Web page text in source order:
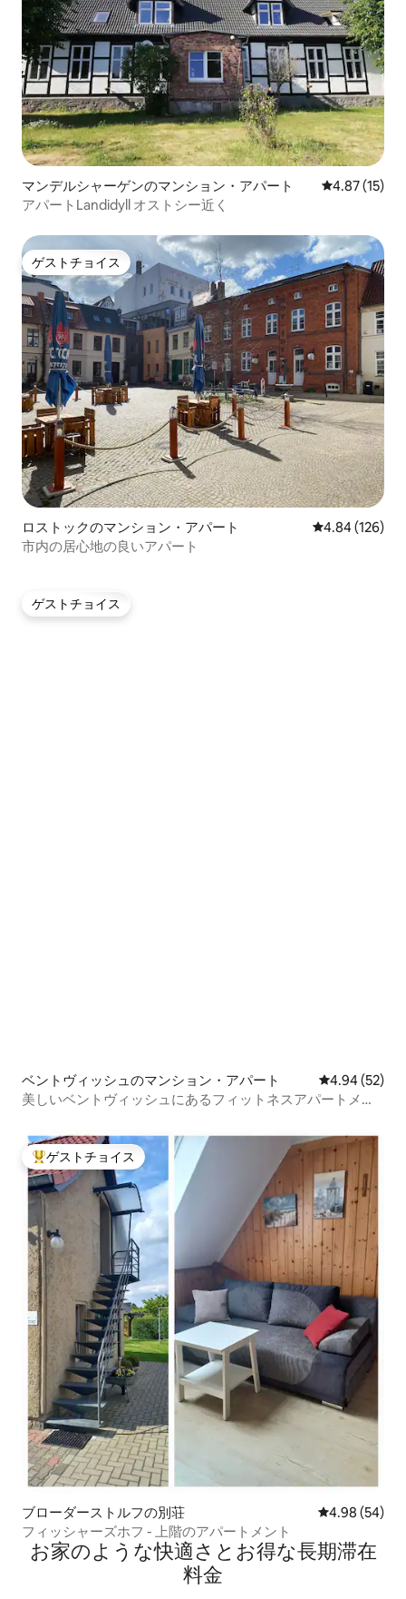
マンデルシャーゲンのマンション・アパート レビュー15
4.87 (15)
アパートLandidyll オストシー近く
ゲストチョイス
ゲストチョイス
ロストックのマンション・アパート レビュー126
4.84 (126)
市内の居心地の良いアパート
ゲストチョイス
ゲストチョイス
ベントヴィッシュのマンション・アパート レビュー52
4.94 (52)
美しいベントヴィッシュにあるフィットネスアパートメン
大好評のゲストチョイスです。
ゲストチョイス
ブローダーストルフの別荘 レビュー54
4.98 (54)
フィッシャーズホフ - 上階のアパートメント
お家のような快⁠適⁠さ⁠とお⁠得⁠な長⁠期⁠滞⁠在
料⁠金